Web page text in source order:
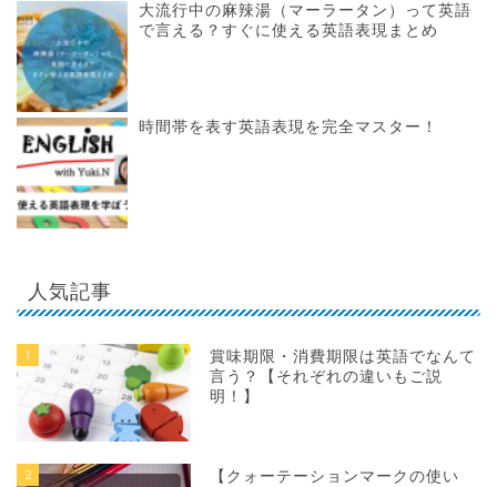
大流行中の麻辣湯（マーラータン）って英語
で言える？すぐに使える英語表現まとめ
時間帯を表す英語表現を完全マスター！
人気記事
1
賞味期限・消費期限は英語でなんて
言う？【それぞれの違いもご説
明！】
2
【クォーテーションマークの使い